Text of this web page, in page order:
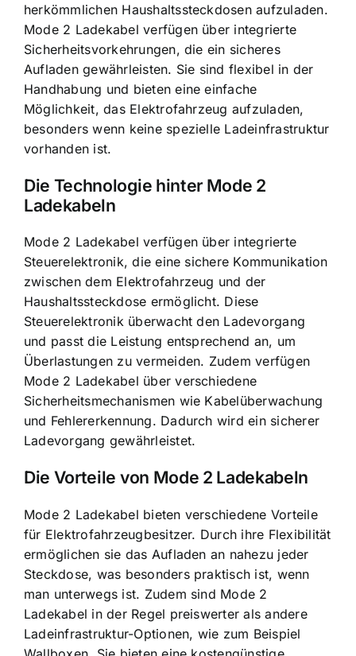
herkömmlichen Haushaltssteckdosen aufzuladen.
Mode 2 Ladekabel verfügen über integrierte
Sicherheitsvorkehrungen, die ein sicheres
Aufladen gewährleisten. Sie sind flexibel in der
Handhabung und bieten eine einfache
Möglichkeit, das Elektrofahrzeug aufzuladen,
besonders wenn keine spezielle Ladeinfrastruktur
vorhanden ist.
Die Technologie hinter Mode 2
Ladekabeln
Mode 2 Ladekabel verfügen über integrierte
Steuerelektronik, die eine sichere Kommunikation
zwischen dem Elektrofahrzeug und der
Haushaltssteckdose ermöglicht. Diese
Steuerelektronik überwacht den Ladevorgang
und passt die Leistung entsprechend an, um
Überlastungen zu vermeiden. Zudem verfügen
Mode 2 Ladekabel über verschiedene
Sicherheitsmechanismen wie Kabelüberwachung
und Fehlererkennung. Dadurch wird ein sicherer
Ladevorgang gewährleistet.
Die Vorteile von Mode 2 Ladekabeln
Mode 2 Ladekabel bieten verschiedene Vorteile
für Elektrofahrzeugbesitzer. Durch ihre Flexibilität
ermöglichen sie das Aufladen an nahezu jeder
Steckdose, was besonders praktisch ist, wenn
man unterwegs ist. Zudem sind Mode 2
Ladekabel in der Regel preiswerter als andere
Ladeinfrastruktur-Optionen, wie zum Beispiel